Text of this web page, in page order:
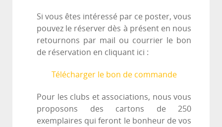
Si vous êtes intéressé par ce poster, vous
pouvez le réserver dès à présent en nous
retournons par mail ou courrier le bon
de réservation en cliquant ici :
Télécharger le bon de commande
Pour les clubs et associations, nous vous
proposons des cartons de 250
exemplaires qui feront le bonheur de vos